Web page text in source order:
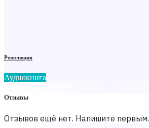
Революция
Аудиокнига
Отзывы
Отзывов ещё нет. Напишите первым.